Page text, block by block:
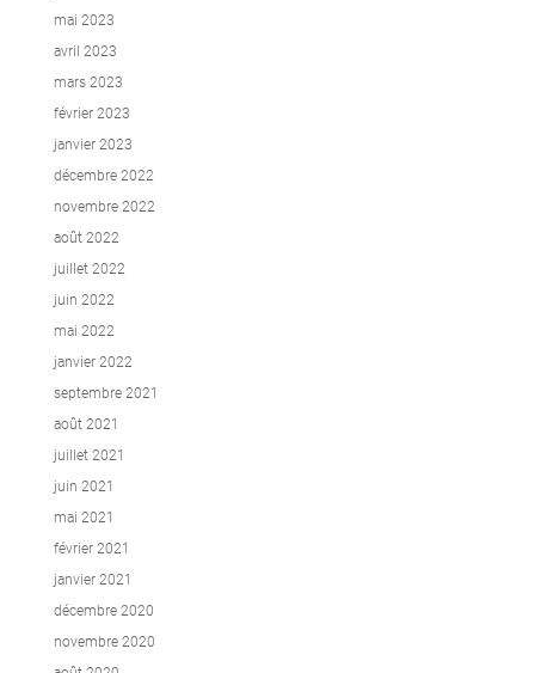
mai 2023
avril 2023
mars 2023
février 2023
janvier 2023
décembre 2022
novembre 2022
août 2022
juillet 2022
juin 2022
mai 2022
janvier 2022
septembre 2021
août 2021
juillet 2021
juin 2021
mai 2021
février 2021
janvier 2021
décembre 2020
novembre 2020